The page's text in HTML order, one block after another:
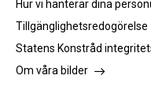
Hur vi hanterar dina
Tillgänglighetsredogörelse
Statens Konstråd
Om våra bilder